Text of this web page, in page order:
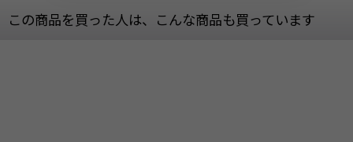
この商品を買った人は、こんな商品も買っています